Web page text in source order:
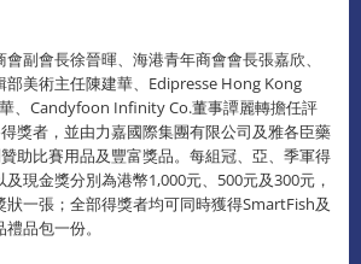
副會長徐晉暉、海港青年商會會長張嘉欣、
部美術主任陳建華、Edipresse Hong Kong
、Candyfoon Infinity Co.董事譚麗轉擔任評
獎者，並由力嘉國際集團有限公司及雅各臣藥
助比賽用品及豐富獎品。每組冠、亞、季軍得
現金獎分別為港幣1,000元、500元及300元，
一張；全部得獎者均可同時獲得SmartFish及
品包一份。